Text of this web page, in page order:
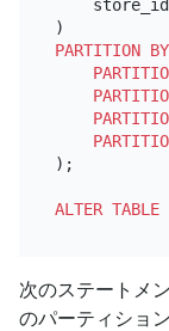
    store_id
PARTITION BY
);
ALTER TABLE
次のステートメ
のパーティション